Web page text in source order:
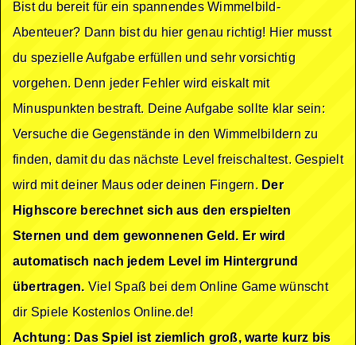
Bist du bereit für ein spannendes Wimmelbild-
Abenteuer? Dann bist du hier genau richtig! Hier musst
du spezielle Aufgabe erfüllen und sehr vorsichtig
vorgehen. Denn jeder Fehler wird eiskalt mit
Minuspunkten bestraft. Deine Aufgabe sollte klar sein:
Versuche die Gegenstände in den Wimmelbildern zu
finden, damit du das nächste Level freischaltest. Gespielt
wird mit deiner Maus oder deinen Fingern. Der
Highscore berechnet sich aus den erspielten
Sternen und dem gewonnenen Geld. Er wird
automatisch nach jedem Level im Hintergrund
übertragen. Viel Spaß bei dem Online Game wünscht
dir Spiele Kostenlos Online.de!
Achtung: Das Spiel ist ziemlich groß, warte kurz bis